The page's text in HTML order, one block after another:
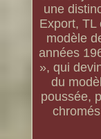
une
Export, TL
modèle
années
», qui
du
poussée,